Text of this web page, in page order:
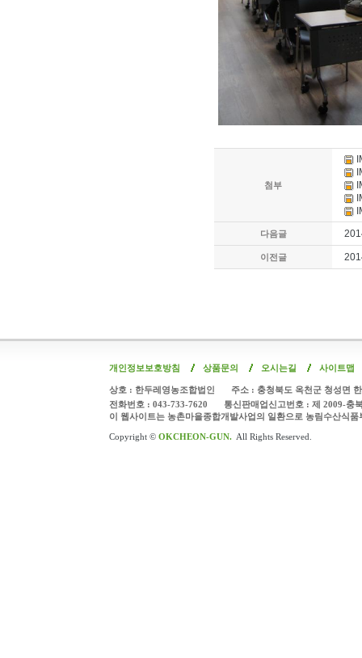
첨부
다음글
이전글
개인정보보호방침 상품문의 오시는길 사이트맵
상호 : 한두레영농조합법인
주소 : 충청북도 옥천군 청성면
전화번호 : 043-733-7620
통신판매업신고번호 : 제 2009-충
이 웹사이트는 농촌마을종합개발사업의 일환으로 농림수산식
Copyright © OKCHEON-GUN. All Rights Reserved.